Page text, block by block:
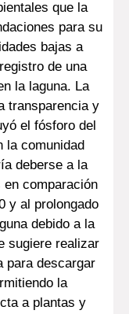
que la
para su
bajas a
de una
la laguna. La
transparencia y
el fósforo del
la comunidad
deberse a la
comparación
y al prolongado
debido a la
sugiere realizar
para descargar
la
a plantas y